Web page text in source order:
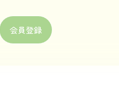
会員登録